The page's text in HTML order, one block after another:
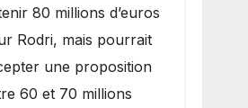
80 millions d’euros
Rodri, mais pourrait
une proposition
60 et 70 millions